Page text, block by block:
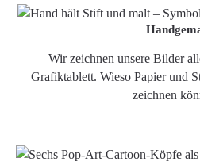
Wir zeichnen unsere Bilder
Grafiktablett. Wieso Papier und
zeichnen